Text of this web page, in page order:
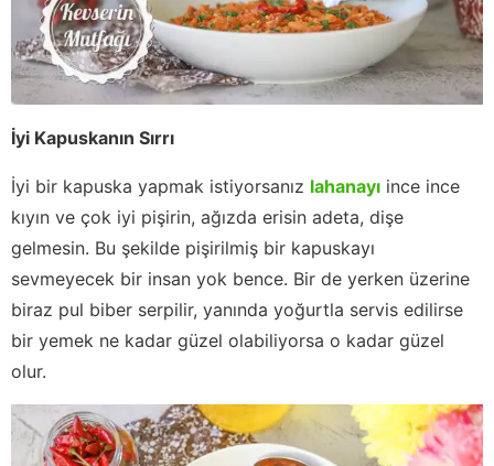
İyi Kapuskanın Sırrı
İyi bir kapuska yapmak istiyorsanız lahanayı ince ince
kıyın ve çok iyi pişirin, ağızda erisin adeta, dişe
gelmesin. Bu şekilde pişirilmiş bir kapuskayı
sevmeyecek bir insan yok bence. Bir de yerken üzerine
biraz pul biber serpilir, yanında yoğurtla servis edilirse
bir yemek ne kadar güzel olabiliyorsa o kadar güzel
olur.